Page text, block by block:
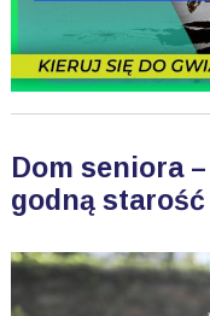
Dom seniora
godną starość